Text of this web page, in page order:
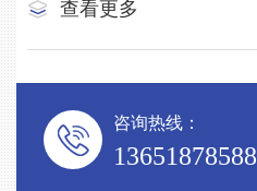
查看更多
咨询热线：
13651878588